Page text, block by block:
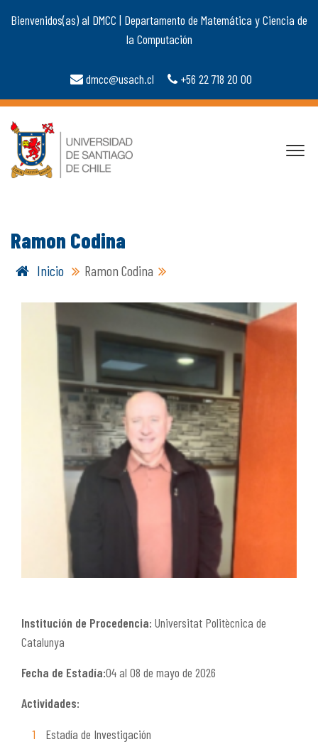
Bienvenidos(as) al DMCC | Departamento de Matemática y Ciencia de
la Computación
dmcc@usach.cl +56 22 718 20 00
Ramon Codina
Inicio Ramon Codina
Institución de Procedencia: Universitat Politècnica de
Catalunya
Fecha de Estadía:04 al 08 de mayo de 2026
Actividades:
Estadía de Investigación